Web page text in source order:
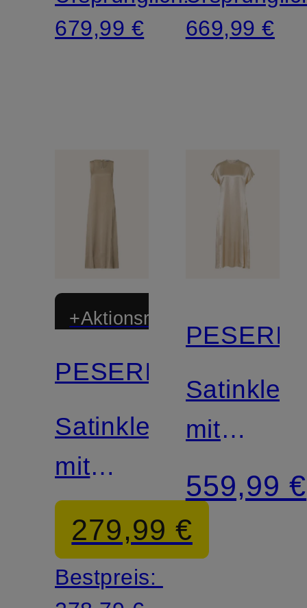
679,99 €
669,99 €
+Aktionsrabatt
PESERICO
Satinkleid
mit
Schmucksteinen
279,99 €
Bestpreis:
Satinkleid
mit
559,99 €